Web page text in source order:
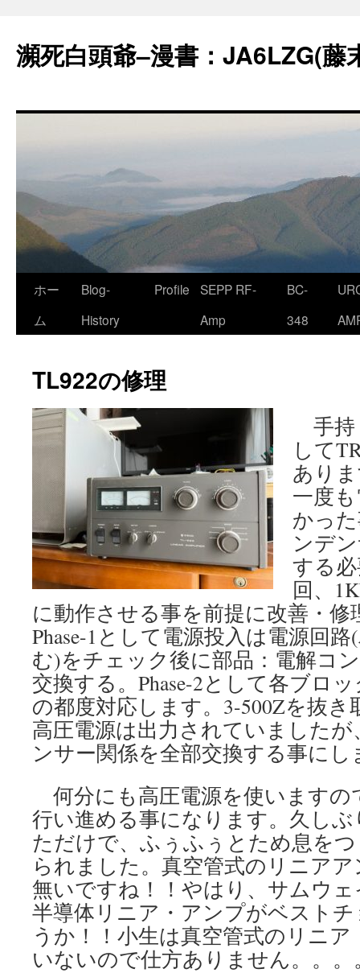
テ
ン
ス
瀕死白頭爺–漫書：JA6LZG(藤
ホー
ム
Blog-
History
Profile
SEPP RF-
Amp
BC-
348
TL922の修理
手持
して
あり
一度
かっ
ンデ
する
回、
に動作させる事を前提に改善・
Phase-1として電源投入は電源回
む)をチェック後に部品：電解コ
交換する。Phase-2として各ブロ
の都度対応します。3-500Zを抜
高圧電源は出力されていました
ンサー関係を全部交換する事にし
何分にも高圧電源を使いますの
行い進める事になります。久し
ただけで、ふぅふぅとため息を
られました。真空管式のリニア
無いですね！！やはり、サムウ
半導体リニア・アンプがベスト
うか！！小生は真空管式のリニ
いないので仕方ありません。。。